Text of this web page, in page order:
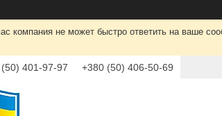
компания не может быстро ответить на ваше
401-97-97 +380 (50) 406-50-69